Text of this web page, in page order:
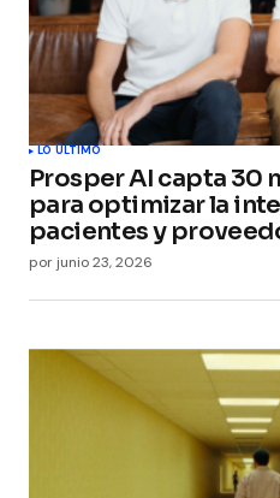
LO ÚLTIMO
Prosper AI capta 30
para optimizar la
pacientes y
por junio 23, 2026